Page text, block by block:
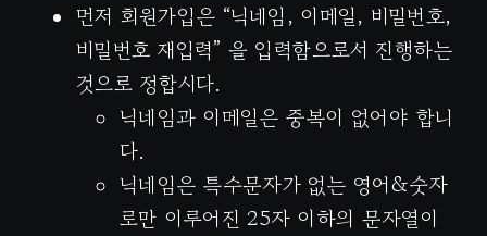
먼저 회원가입은 “닉네임, 이메일, 비밀번호,
비밀번호 재입력” 을 입력함으로서 진행하는
것으로 정합시다.
닉네임과 이메일은 중복이 없어야 합니
다.
닉네임은 특수문자가 없는 영어&숫자
로만 이루어진 25자 이하의 문자열이